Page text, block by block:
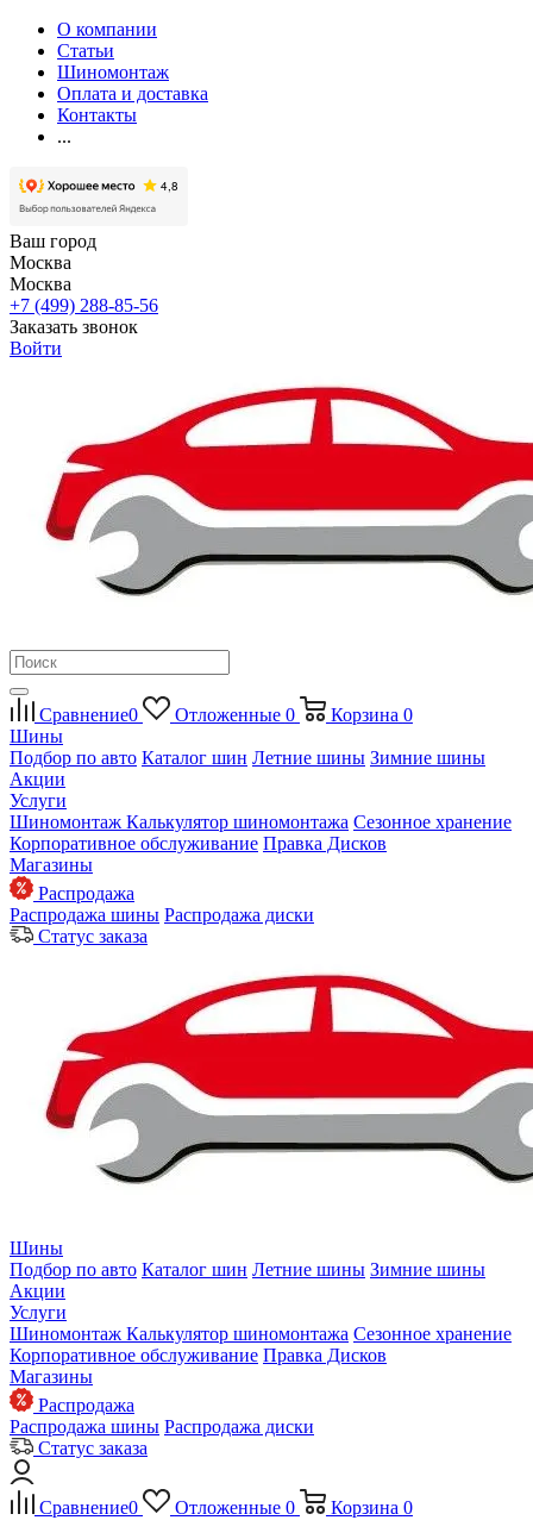
О компании
Статьи
Шиномонтаж
Оплата и доставка
Контакты
...
Ваш город
Москва
Москва
+7 (499) 288-85-56
Заказать звонок
Войти
Сравнение0 Отложенные 0 Корзина 0
Шины
Подбор по авто Каталог шин Летние шины Зимние шины
Акции
Услуги
Шиномонтаж Калькулятор шиномонтажа Сезонное хранение
Корпоративное обслуживание Правка Дисков
Магазины
Распродажа
Распродажа шины Распродажа диски
Статус заказа
Шины
Подбор по авто Каталог шин Летние шины Зимние шины
Акции
Услуги
Шиномонтаж Калькулятор шиномонтажа Сезонное хранение
Корпоративное обслуживание Правка Дисков
Магазины
Распродажа
Распродажа шины Распродажа диски
Статус заказа
Сравнение0 Отложенные 0 Корзина 0